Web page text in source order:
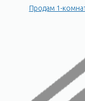
Продам 1-